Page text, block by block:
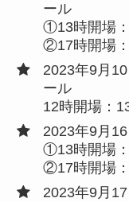
ール
①13時開場
②17時開場
2023年9月
ール
12時開場：
2023年9月
①13時開場
②17時開場
2023年9月